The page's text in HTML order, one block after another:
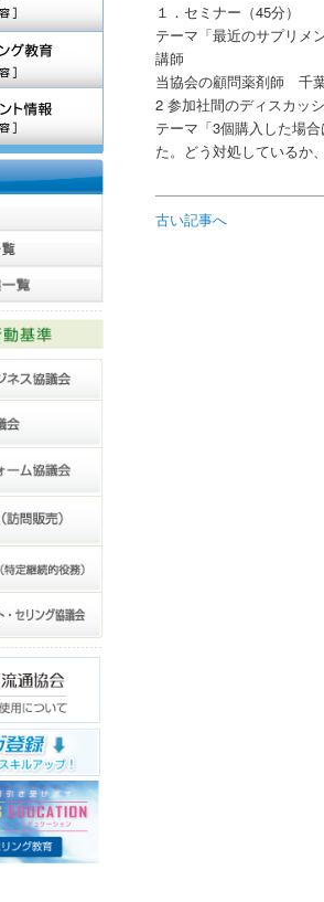
１．セミナー（45分）
テーマ「最近のサプリメ
講師
当協会の顧問薬剤師 千
2 参加社間のディスカッ
テーマ「3個購入した場
た。どう対処しているか
古い記事へ